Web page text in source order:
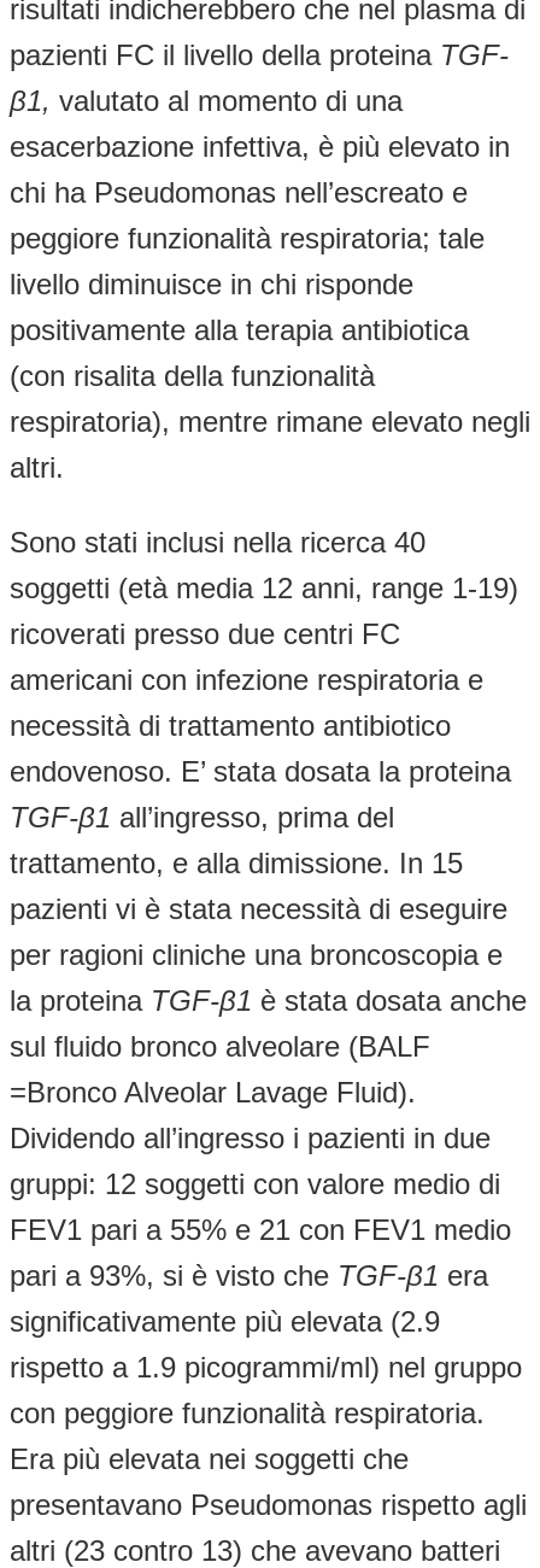
risultati indicherebbero che nel plasma di
pazienti FC il livello della proteina TGF-
β1, valutato al momento di una
esacerbazione infettiva, è più elevato in
chi ha Pseudomonas nell’escreato e
peggiore funzionalità respiratoria; tale
livello diminuisce in chi risponde
positivamente alla terapia antibiotica
(con risalita della funzionalità
respiratoria), mentre rimane elevato negli
altri.
Sono stati inclusi nella ricerca 40
soggetti (età media 12 anni, range 1-19)
ricoverati presso due centri FC
americani con infezione respiratoria e
necessità di trattamento antibiotico
endovenoso. E’ stata dosata la proteina
TGF-β1 all’ingresso, prima del
trattamento, e alla dimissione. In 15
pazienti vi è stata necessità di eseguire
per ragioni cliniche una broncoscopia e
la proteina TGF-β1 è stata dosata anche
sul fluido bronco alveolare (BALF
=Bronco Alveolar Lavage Fluid).
Dividendo all’ingresso i pazienti in due
gruppi: 12 soggetti con valore medio di
FEV1 pari a 55% e 21 con FEV1 medio
pari a 93%, si è visto che TGF-β1 era
significativamente più elevata (2.9
rispetto a 1.9 picogrammi/ml) nel gruppo
con peggiore funzionalità respiratoria.
Era più elevata nei soggetti che
presentavano Pseudomonas rispetto agli
altri (23 contro 13) che avevano batteri